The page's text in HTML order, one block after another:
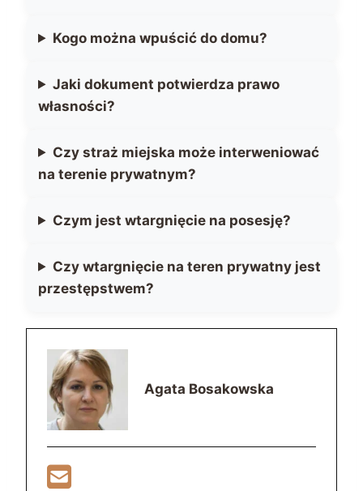
Kogo można wpuścić do domu?
Jaki dokument potwierdza prawo
własności?
Czy straż miejska może interweniować
na terenie prywatnym?
Czym jest wtargnięcie na posesję?
Czy wtargnięcie na teren prywatny jest
przestępstwem?
Agata Bosakowska